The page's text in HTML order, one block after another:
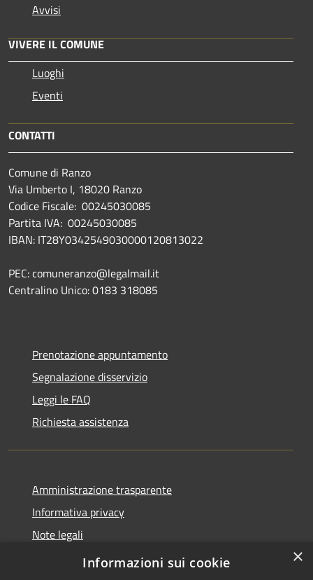
Avvisi
VIVERE IL COMUNE
Luoghi
Eventi
CONTATTI
Comune di Ranzo
Via Umberto I, 18020 Ranzo
Codice Fiscale: 00245030085
Partita IVA: 00245030085
IBAN: IT28Y0342549030000120813022
PEC: comuneranzo@legalmail.it
Centralino Unico: 0183 318085
Prenotazione appuntamento
Segnalazione disservizio
Leggi le FAQ
Richiesta assistenza
Amministrazione trasparente
Informativa privacy
Note legali
Dichiarazione di accessibilità
×
Informazioni sui cookie